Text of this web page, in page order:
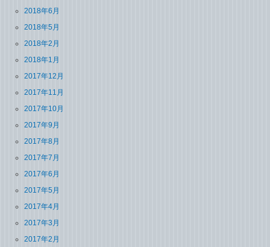
2018年6月
2018年5月
2018年2月
2018年1月
2017年12月
2017年11月
2017年10月
2017年9月
2017年8月
2017年7月
2017年6月
2017年5月
2017年4月
2017年3月
2017年2月